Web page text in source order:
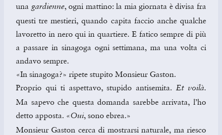
una gardienne, ogni mattino: la mia giornata è divisa fra
questi tre mestieri, quando capita faccio anche qualche
lavoretto in nero qui in quartiere. E fatico sempre di più
a passare in sinagoga ogni settimana, ma una volta ci
andavo sempre.
«In sinagoga?» ripete stupito Monsieur Gaston.
Proprio qui ti aspettavo, stupido antisemita. Et voilà.
Ma sapevo che questa domanda sarebbe arrivata, l’ho
detto apposta. «Oui, sono ebrea.»
Monsieur Gaston cerca di mostrarsi naturale, ma riesco